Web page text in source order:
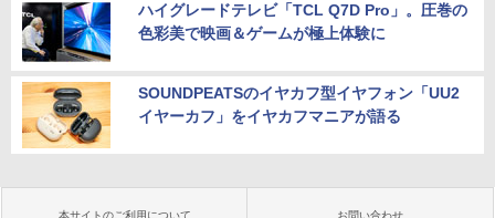
ハイグレードテレビ「TCL Q7D Pro」。圧巻の
色彩美で映画＆ゲームが極上体験に
SOUNDPEATSのイヤカフ型イヤフォン「UU2
イヤーカフ」をイヤカフマニアが語る